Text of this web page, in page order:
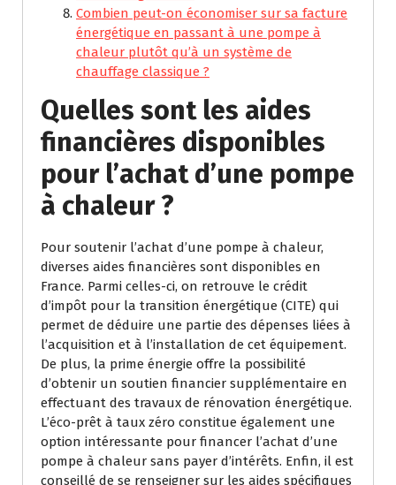
Combien peut-on économiser sur sa facture
énergétique en passant à une pompe à
chaleur plutôt qu’à un système de
chauffage classique ?
Quelles sont les aides
financières disponibles
pour l’achat d’une pompe
à chaleur ?
Pour soutenir l’achat d’une pompe à chaleur,
diverses aides financières sont disponibles en
France. Parmi celles-ci, on retrouve le crédit
d’impôt pour la transition énergétique (CITE) qui
permet de déduire une partie des dépenses liées à
l’acquisition et à l’installation de cet équipement.
De plus, la prime énergie offre la possibilité
d’obtenir un soutien financier supplémentaire en
effectuant des travaux de rénovation énergétique.
L’éco-prêt à taux zéro constitue également une
option intéressante pour financer l’achat d’une
pompe à chaleur sans payer d’intérêts. Enfin, il est
conseillé de se renseigner sur les aides spécifiques